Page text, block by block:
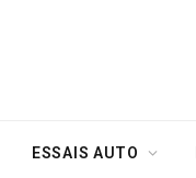
ESSAIS AUTO